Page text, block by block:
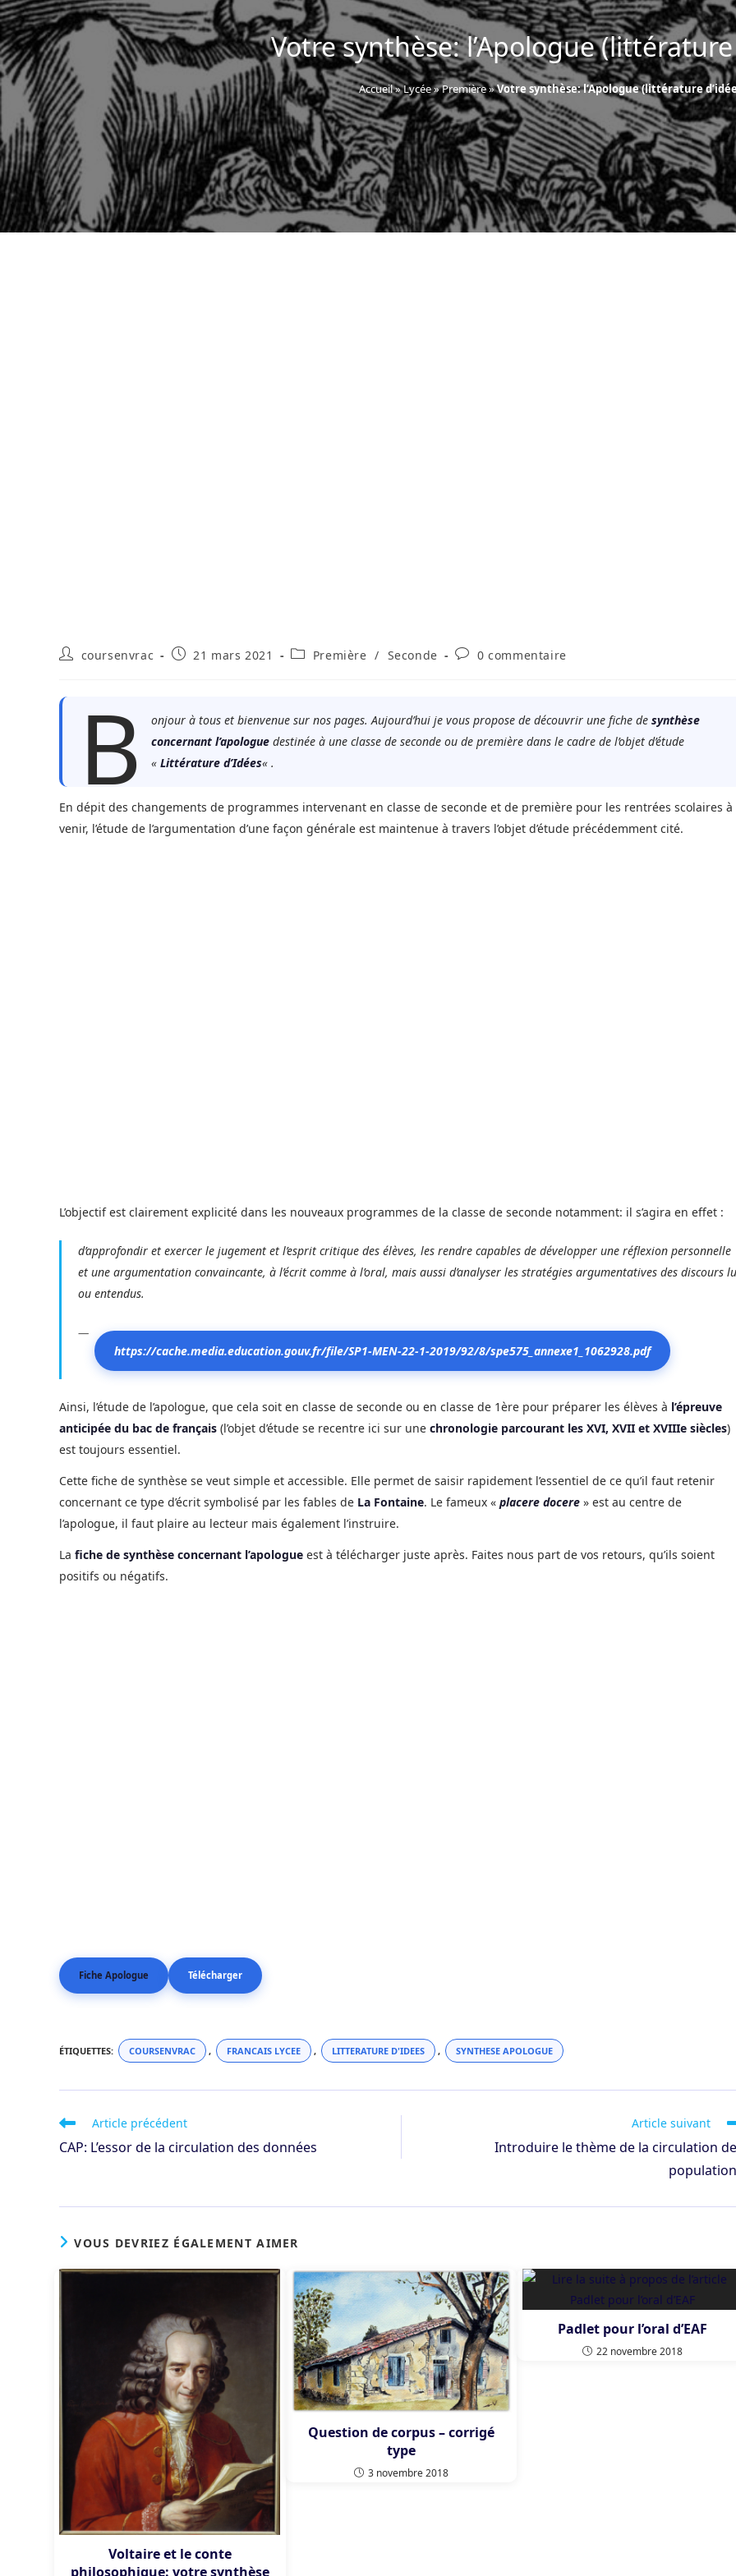
Votre synthèse: l’Apologue (littérature
Accueil»Lycée»Première»Votre synthèse: l’Apologue (littérature
Auteur/autrice
publication :
coursenvrac
Publication
21 mars 2021
PostPremière / Seconde
Commentaires
0 commentaire
B onjour à tous et bienvenue sur nos pages. Aujourd’hui je vous propose de découvrir une fiche de synthèse
concernant l’apologuedestinée à une classe de seconde ou de première dans le cadre de l’objet d’étude
« Littérature d’Idées« .
En dépit des changements de programmes intervenant en classe de seconde et de première pour les rentrées scolaires à
venir, l’étude de l’argumentation d’une façon générale est maintenue à travers l’objet d’étude précédemment cité.
L’objectif est clairement explicité dans les nouveaux programmes de la classe de seconde notamment: il s’agira en effet :
d’approfondir et exercer le jugement et l’esprit critique des élèves, les rendre capables de développer une réflexion personnelle
et une argumentation convaincante, à l’écrit comme à l’oral, mais aussi d’analyser les stratégies argumentatives des discours
ou entendus.
https://cache.media.education.gouv.fr/file/SP1-MEN-22-1-2019/92/8/spe575_annexe1_1062928.pdf
Ainsi, l’étude de l’apologue, que cela soit en classe de seconde ou en classe de 1ère pour préparer les élèves à l’épreuve
anticipée du bac de français (l’objet d’étude se recentre ici sur une chronologie parcourant les XVI, XVII et XVIIIe siècles)
est toujours essentiel.
Cette fiche de synthèse se veut simple et accessible. Elle permet de saisir rapidement l’essentiel de ce qu’il faut retenir
concernant ce type d’écrit symbolisé par les fables de La Fontaine. Le fameux « placere docere » est au centre de
l’apologue, il faut plaire au lecteur mais également l’instruire.
La fiche de synthèse concernant l’apologue est à télécharger juste après. Faites nous part de vos retours, qu’ils soient
positifs ou négatifs.
Fiche Apologue Télécharger
ÉTIQUETTES: COURSENVRAC , FRANCAIS LYCEE , LITTERATURE D'IDEES , SYNTHESE APOLOGUE
Read
articles
Article précédent
CAP: L’essor de la circulation des données
Article suivant
Introduire le thème de la circulation
VOUS DEVRIEZ ÉGALEMENT AIMER
Voltaire et le conte
philosophique: votre synthèse
Question de corpus – corrigé
type
3 novembre 2018
Padlet pour l’oral d’EAF
22 novembre 2018